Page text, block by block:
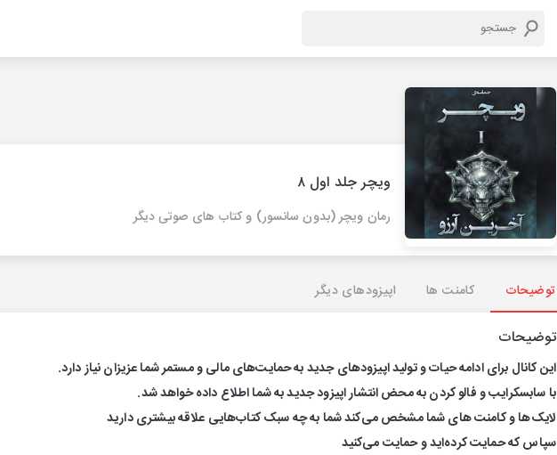
ویچر جلد اول ۸
رمان ویچر (بدون سانسور) و کتاب های صوتی دیگر
توضیحات کامنت ها اپیزودهای دیگر
توضیحات
این کانال برای ادامه حیات و تولید اپیزودهای جدید به حمایت‌های مالی و مستمر شما عزیزان نیاز دارد.
با سابسکرایب و فالو کردن به محض انتشار اپیزود جدید به شما اطلاع داده خواهد شد.
لایک‌ها و کامنت های شما مشخص می‌کند شما به چه سبک کتاب‌هایی علاقه بیشتری دارید
سپاس که حمایت کرده‌اید و حمایت می‌کنید